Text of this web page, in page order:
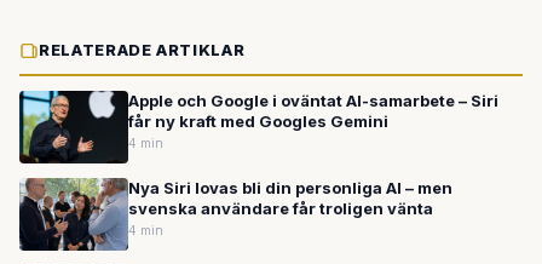
RELATERADE ARTIKLAR
Apple och Google i oväntat AI-samarbete – Siri
får ny kraft med Googles Gemini
4 min
Nya Siri lovas bli din personliga AI – men
svenska användare får troligen vänta
4 min